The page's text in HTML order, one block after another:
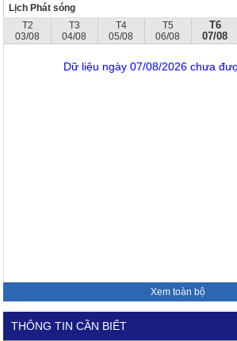
Lịch Phát sóng
T2
03/08
T3
04/08
T4
05/08
T5
06/08
T6
07/08
Dữ liệu ngày 07/08/2026 chưa
Xem toàn bộ
THÔNG TIN CẦN BIẾT